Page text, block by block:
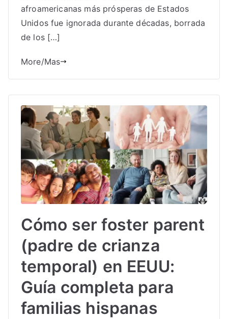
afroamericanas más prósperas de Estados
Unidos fue ignorada durante décadas, borrada
de los […]
More/Mas
Cómo ser foster parent
(padre de crianza
temporal) en EEUU:
Guía completa para
familias hispanas